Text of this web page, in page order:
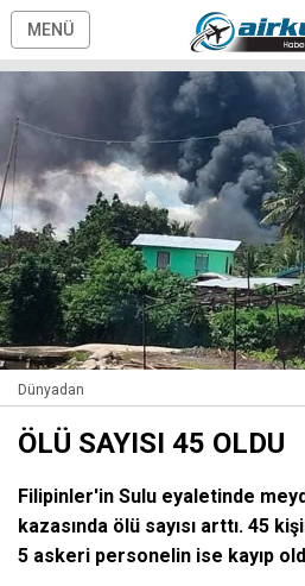
MENÜ
Dünyadan
ÖLÜ SAYISI 45 OLDU
Filipinler'in Sulu eyaletinde
kazasında ölü sayısı arttı. 45
5 askeri personelin ise kayıp